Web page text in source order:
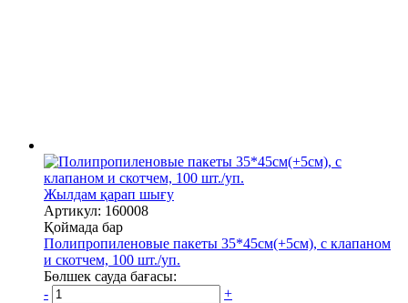
Жылдам қарап шығу
Артикул: 160008
Қоймада бар
Полипропиленовые пакеты 35*45см(+5см), с клапаном
и скотчем, 100 шт./уп.
Бөлшек сауда бағасы:
-
+